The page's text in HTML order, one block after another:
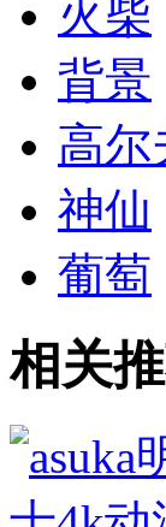
火柴
背景
高尔
神仙
葡萄
相关